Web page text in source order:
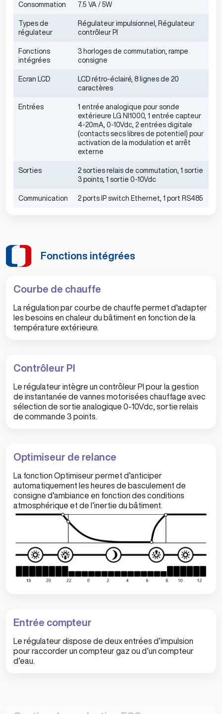
Consommation 7.5 VA / 5W
Types de
régulateur
Régulateur impulsionnel, Régulateur
contrôleur PI
Fonctions
intégrées
3 horloges de commutation, rampe
consigne
Ecran LCD
LCD rétro-éclairé, 8 lignes de 20
caractères
Entrées
1 entrée analogique pour sonde
extérieure LG NI1000, 1 entrée capteur
4-20mA, 0-10Vdc, 2 entrées digitale
(contacts secs libres de potentiel) pour
activation de la modulation et arrêt
externe
Sorties
2 sorties relais de commutation, 1 sortie
3 points, 1 sortie 0-10Vdc
Communication 2 ports IP switch Ethernet, 1 port RS485
Fonctions intégrées
Courbe de chauffe
La régulation par courbe de chauffe permet d’adapter
les besoins en chaleur du bâtiment en fonction de la
température extérieure.
Contrôleur PI
Le régulateur intègre un contrôleur PI pour la gestion
de instantanée de vannes motorisées chauffage avec
sélection de sortie analogique 0-10Vdc, sortie relais
de commande 3 points.
Optimiseur de relance
La fonction Optimiseur permet d’anticiper
automatiquement les heures de basculement de
consigne d’ambiance en fonction des conditions
atmosphérique et de l’inertie du bâtiment.
Entrée compteur
Le régulateur dispose de deux entrées d’impulsion
pour raccorder un compteur gaz ou d’un compteur
d’eau.